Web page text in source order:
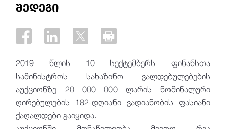
შედეგი
2019 წლის 10 სექტემბერს ფინანსთა
სამინისტროს სახაზინო ვალდებულებების
აუქციონზე 20 000 000 ლარის ნომინალური
ღირებულების 182-დღიანი ვადიანობის ფასიანი
ქაღალდებიგაიყიდა.